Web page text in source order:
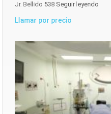
Jr. Bellido 538 Seguir leyendo
Llamar por precio